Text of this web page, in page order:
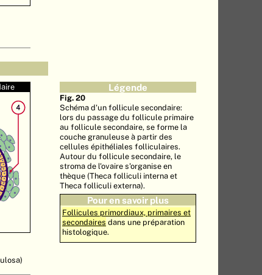
Légende
Fig. 20
Schéma d'un follicule secondaire:
lors du passage du follicule primaire
au follicule secondaire, se forme la
couche granuleuse à partir des
cellules épithéliales folliculaires.
Autour du follicule secondaire, le
stroma de l'ovaire s'organise en
thèque (Theca folliculi interna et
Theca folliculi externa).
Pour en savoir plus
Follicules primordiaux, primaires et
secondaires dans une préparation
histologique.